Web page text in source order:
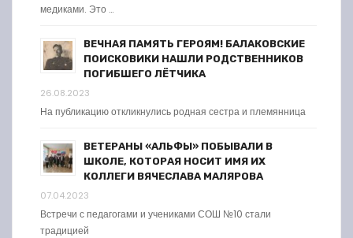
медиками. Это …
ВЕЧНАЯ ПАМЯТЬ ГЕРОЯМ! БАЛАКОВСКИЕ
ПОИСКОВИКИ НАШЛИ РОДСТВЕННИКОВ
ПОГИБШЕГО ЛЁТЧИКА
26.08.2023
На публикацию откликнулись родная сестра и племянница
ВЕТЕРАНЫ «АЛЬФЫ» ПОБЫВАЛИ В
ШКОЛЕ, КОТОРАЯ НОСИТ ИМЯ ИХ
КОЛЛЕГИ ВЯЧЕСЛАВА МАЛЯРОВА
07.04.2023
Встречи с педагогами и учениками СОШ №10 стали
традицией